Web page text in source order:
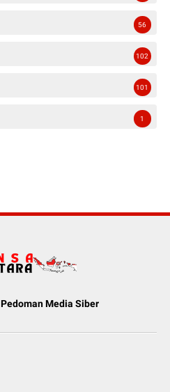
56
102
101
1
Pedoman Media Siber